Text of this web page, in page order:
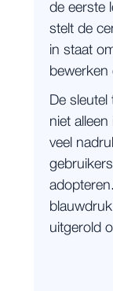
de eerste
stelt de
in staat
bewerken
De
niet
veel
uitgerold